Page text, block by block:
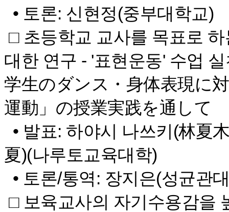
• 토론: 신현정(중부대학교)
□ 초등학교 교사를 목표로
대한 연구 - '표현운동' 수업
学生のダンス・身体表現に
運動」の授業実践を通して
• 발표: 하야시 나쓰키(林夏
夏)(나루토교육대학)
• 토론/통역: 장지은(성균관
□ 보육교사의 자기수용감을